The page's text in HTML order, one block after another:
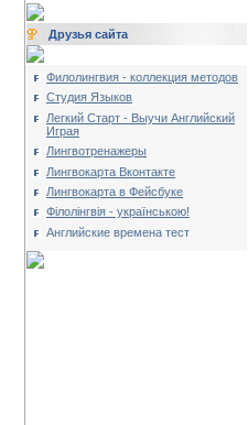
Друзья сайта
Филолингвия - коллекция методов
Студия Языков
Легкий Старт - Выучи Английский
Играя
Лингвотренажеры
Лингвокарта Вконтакте
Лингвокарта в Фейсбуке
Філолінгвія - українською!
Английские времена тест